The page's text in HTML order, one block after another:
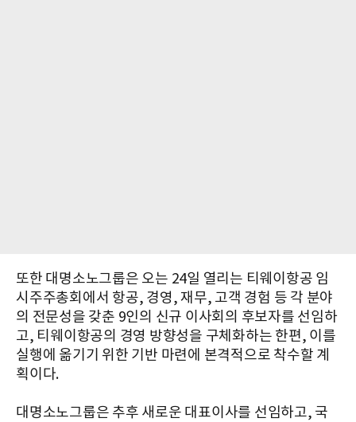
또한 대명소노그룹은 오는 24일 열리는 티웨이항공 임
시주주총회에서 항공, 경영, 재무, 고객 경험 등 각 분야
의 전문성을 갖춘 9인의 신규 이사회의 후보자를 선임하
고, 티웨이항공의 경영 방향성을 구체화하는 한편, 이를
실행에 옮기기 위한 기반 마련에 본격적으로 착수할 계
획이다.
대명소노그룹은 추후 새로운 대표이사를 선임하고, 국